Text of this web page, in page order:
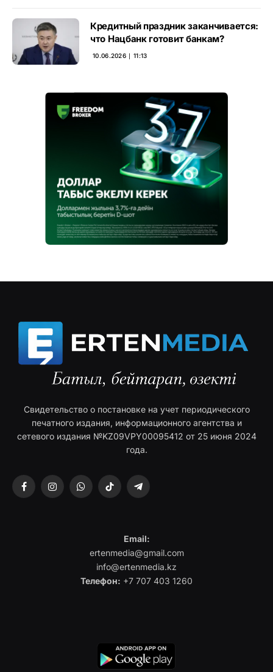
Кредитный праздник заканчивается:
что Нацбанк готовит банкам?
10.06.2026 ∣ 11:13
Свидетельство о постановке на учет периодического
печатного издания, информационного агентства и
сетевого издания №KZ09VPY00095412 от 25 июня 2024
года.
FacebookInstagramWhatsAppTikTok Telegram
Email:
ertenmedia@gmail.com
info@ertenmedia.kz
Телефон: +7 707 403 1260